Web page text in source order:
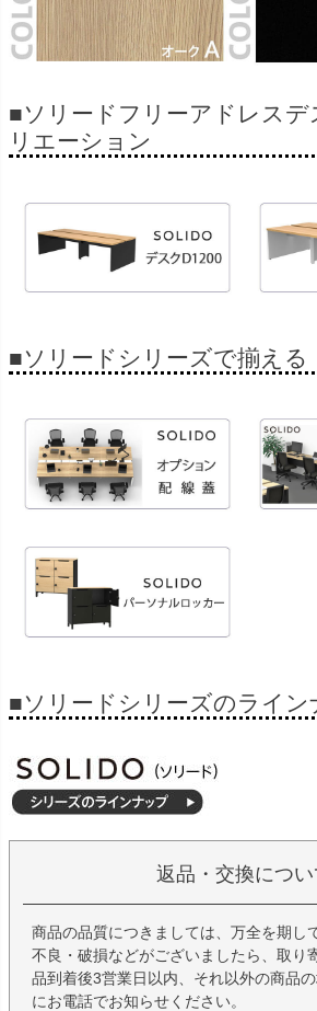
■ソリードフリーアドレス
リエーション
■ソリードシリーズで揃える
■ソリードシリーズのライン
返品・交換につい
商品の品質につきましては、万全を期し
不良・破損などがございましたら、取り
品到着後3営業日以内、それ以外の商品
にお電話でお知らせください。